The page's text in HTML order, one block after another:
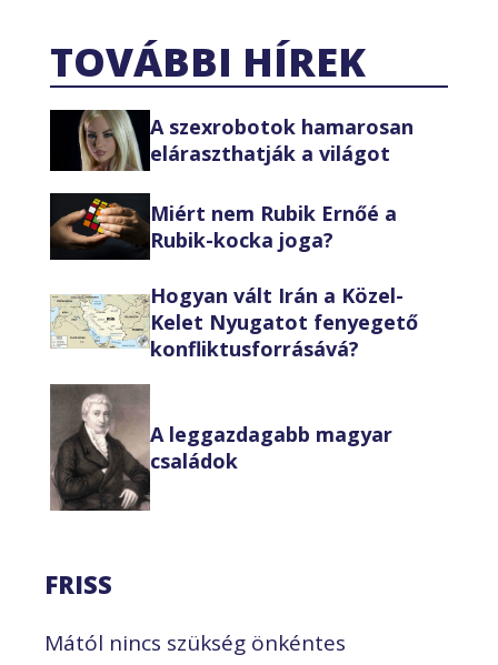
TOVÁBBI HÍREK
A szexrobotok hamarosan
eláraszthatják a világot
Miért nem Rubik Ernőé a
Rubik-kocka joga?
Hogyan vált Irán a Közel-
Kelet Nyugatot fenyegető
konfliktusforrásává?
A leggazdagabb magyar
családok
FRISS
Mától nincs szükség önkéntes